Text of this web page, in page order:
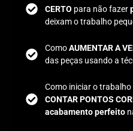
CERTO para não fazer
deixam o trabalho
ComoAUMENTAR A
das peças usando a
Como iniciar o
CONTAR PONTOS
acabamento perfeito